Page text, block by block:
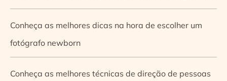
Conheça as melhores dicas na hora de escolher um
fotógrafo newborn
Conheça as melhores técnicas de direção de pessoas